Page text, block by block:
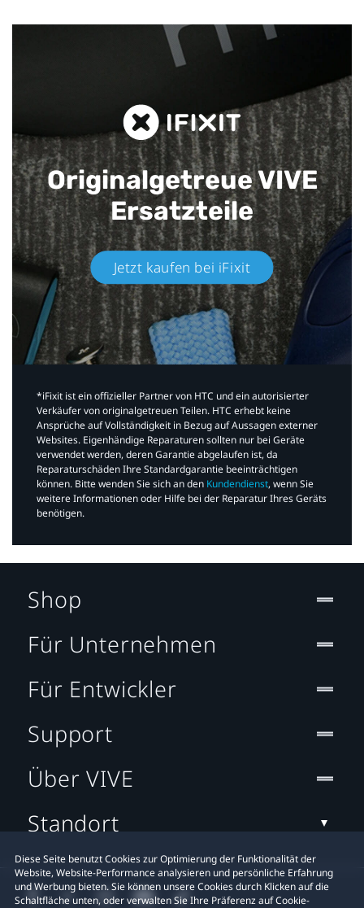
Originalgetreue VIVE
Ersatzteile
Jetzt kaufen bei iFixit​
*iFixit ist ein offizieller Partner von HTC und ein autorisierter
Verkäufer von originalgetreuen Teilen. HTC erhebt keine
Ansprüche auf Vollständigkeit in Bezug auf Aussagen externer
Websites. Eigenhändige Reparaturen sollten nur bei Geräte
verwendet werden, deren Garantie abgelaufen ist, da
Reparaturschäden Ihre Standardgarantie beeinträchtigen
können. Bitte wenden Sie sich an den Kundendienst, wenn Sie
weitere Informationen oder Hilfe bei der Reparatur Ihres Geräts
benötigen.​
Diese Seite benutzt Cookies zur Optimierung der Funktionalität der
Website, Website-Performance analysieren und persönliche Erfahrung
und Werbung bieten. Sie können unsere Cookies durch Klicken auf die
Schaltfläche unten, oder verwalten Sie Ihre Präferenz auf Cookie-
Shop
Für Unternehmen
Für Entwickler
Support
Über VIVE
Standort